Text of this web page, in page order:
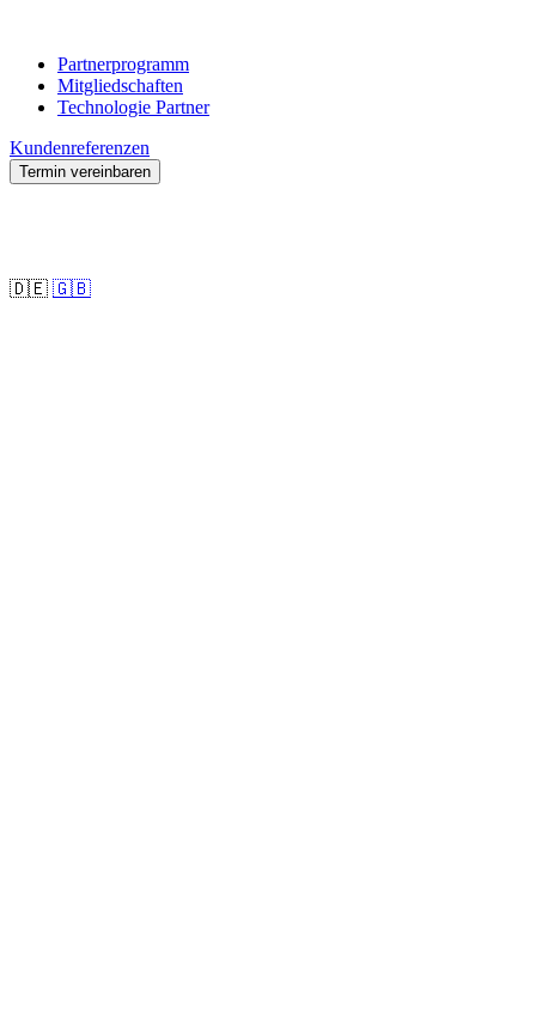
Partnerprogramm
Mitgliedschaften
Technologie Partner
Kundenreferenzen
Termin vereinbaren
🇩🇪 🇬🇧